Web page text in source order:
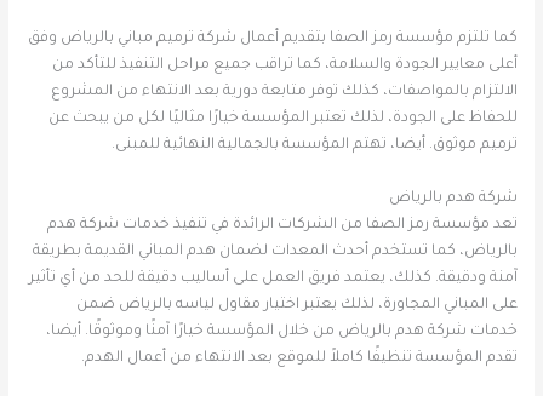
كما تلتزم مؤسسة رمز الصفا بتقديم أعمال شركة ترميم مباني بالرياض وفق
أعلى معايير الجودة والسلامة، كما تراقب جميع مراحل التنفيذ للتأكد من
الالتزام بالمواصفات، كذلك توفر متابعة دورية بعد الانتهاء من المشروع
للحفاظ على الجودة، لذلك تعتبر المؤسسة خيارًا مثاليًا لكل من يبحث عن
ترميم موثوق. أيضا، تهتم المؤسسة بالجمالية النهائية للمبنى.
شركة هدم بالرياض
تعد مؤسسة رمز الصفا من الشركات الرائدة في تنفيذ خدمات شركة هدم
بالرياض، كما تستخدم أحدث المعدات لضمان هدم المباني القديمة بطريقة
آمنة ودقيقة. كذلك، يعتمد فريق العمل على أساليب دقيقة للحد من أي تأثير
على المباني المجاورة، لذلك يعتبر اختيار مقاول لياسه بالرياض ضمن
خدمات شركة هدم بالرياض من خلال المؤسسة خيارًا آمنًا وموثوقًا. أيضا،
تقدم المؤسسة تنظيفًا كاملاً للموقع بعد الانتهاء من أعمال الهدم.